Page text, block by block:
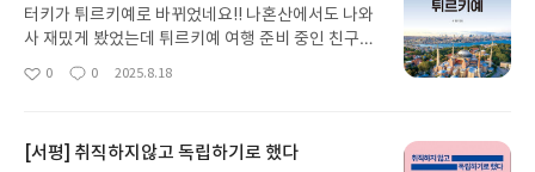
터키가 튀르키예로 바뀌었네요!! 나혼산에서도 나와
사 재밌게 봤었는데 튀르키예 여행 준비 중인 친구가
있어서 깜짝 선물했더니 너무 좋아하네요 이책저책
좋
0
댓
0
작
2025.8.18
[서평] 취직하지않고 독립하기로 했다